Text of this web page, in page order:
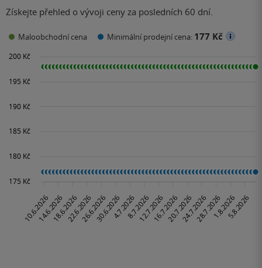
Získejte přehled o vývoji ceny za posledních 60 dní.
Maloobchodní cena Minimální prodejní cena: 177 Kč